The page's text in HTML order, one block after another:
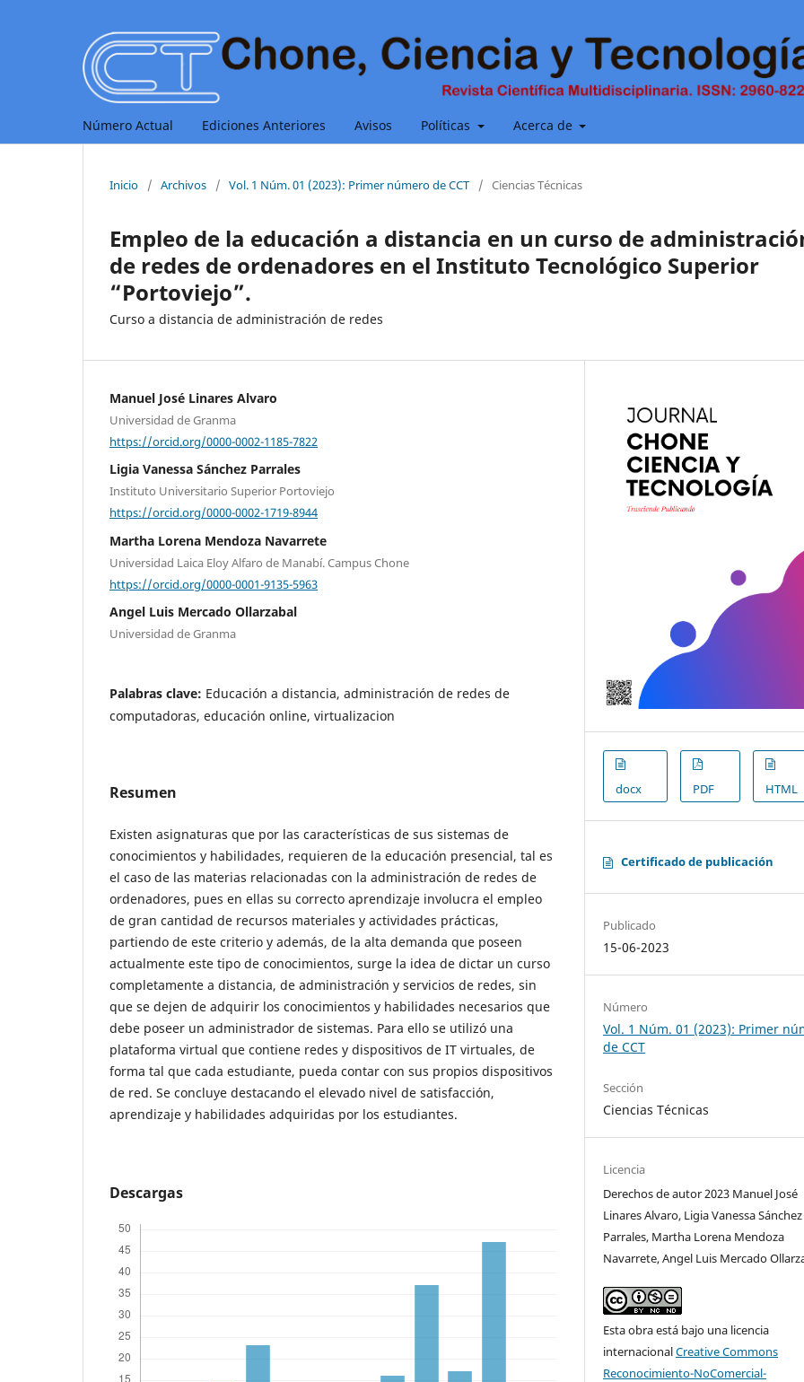
Número Actual Ediciones Anteriores Avisos Políticas Acerca de
Inicio / Archivos / Vol. 1 Núm. 01 (2023): Primer número de CCT / Ciencias Técnicas
Empleo de la educación a distancia en un curso de
de redes de ordenadores en el Instituto Tecnológico Superior
“Portoviejo”.
Curso a distancia de administración de redes
Manuel José Linares Alvaro
Universidad de Granma
https://orcid.org/0000-0002-1185-7822
Ligia Vanessa Sánchez Parrales
Instituto Universitario Superior Portoviejo
https://orcid.org/0000-0002-1719-8944
Martha Lorena Mendoza Navarrete
Universidad Laica Eloy Alfaro de Manabí. Campus Chone
https://orcid.org/0000-0001-9135-5963
Angel Luis Mercado Ollarzabal
Universidad de Granma
Palabras clave: Educación a distancia, administración de redes de
computadoras, educación online, virtualizacion
Resumen
Existen asignaturas que por las características de sus sistemas de
conocimientos y habilidades, requieren de la educación presencial, tal es
el caso de las materias relacionadas con la administración de redes de
ordenadores, pues en ellas su correcto aprendizaje involucra el empleo
de gran cantidad de recursos materiales y actividades prácticas,
partiendo de este criterio y además, de la alta demanda que poseen
actualmente este tipo de conocimientos, surge la idea de dictar un curso
completamente a distancia, de administración y servicios de redes, sin
que se dejen de adquirir los conocimientos y habilidades necesarios que
debe poseer un administrador de sistemas. Para ello se utilizó una
plataforma virtual que contiene redes y dispositivos de IT virtuales, de
forma tal que cada estudiante, pueda contar con sus propios dispositivos
de red. Se concluye destacando el elevado nivel de satisfacción,
aprendizaje y habilidades adquiridas por los estudiantes.
Descargas
docx PDF HTML
Certificado de publicación
Publicado
15-06-2023
Número
Vol. 1 Núm. 01 (2023): Primer
de CCT
Sección
Ciencias Técnicas
Licencia
Derechos de autor 2023 Manuel José
Linares Alvaro, Ligia Vanessa Sánchez
Parrales, Martha Lorena Mendoza
Navarrete, Angel Luis Mercado
Esta obra está bajo una licencia
internacionalCreative Commons
Reconocimiento-NoComercial-